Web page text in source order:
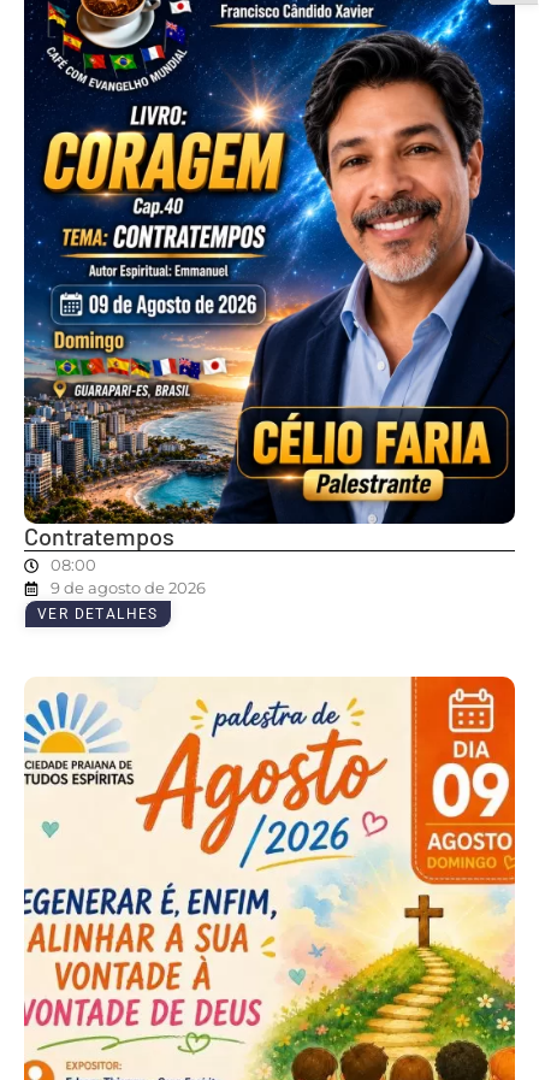
Contratempos
08:00
9 de agosto de 2026
VER DETALHES